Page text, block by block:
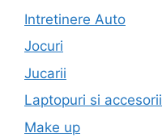
Intretinere Auto
Jocuri
Jucarii
Laptopuri si accesorii
Make up